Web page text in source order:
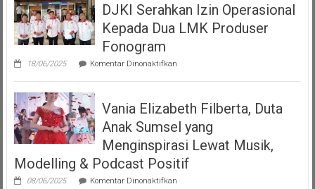
Bangga
Mempersembahkan
Podcast
DJKI Serahkan Izin Operasional
Kepada Dua LMK Produser
Fonogram
18/06/2025 Komentar Dinonaktifkanpada
Serahkan
Operasional
Kepada
Dua
LMK
Produser
Fonogram
Vania Elizabeth Filberta, Duta
Anak Sumsel yang
Menginspirasi Lewat Musik,
Modelling & Podcast Positif
08/06/2025 Komentar Dinonaktifkanpada